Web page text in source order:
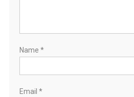
Name *
Email *